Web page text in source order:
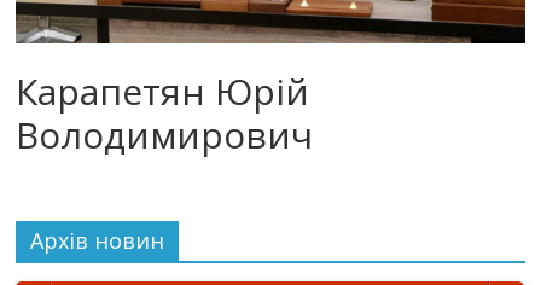
Карапетян Юрій
Володимирович
Архiв новин